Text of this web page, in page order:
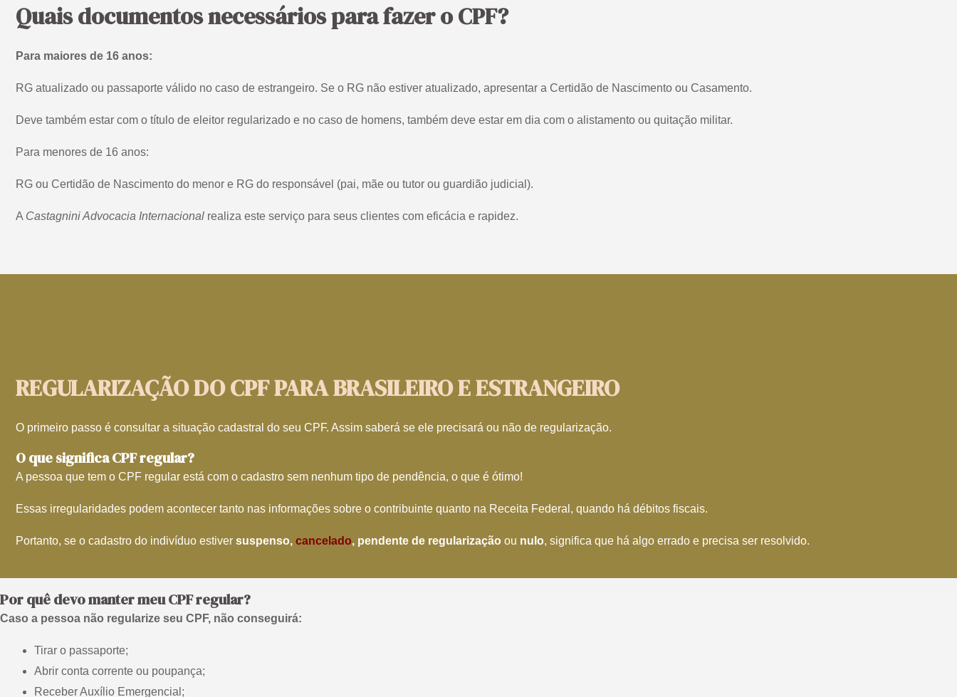
Quais documentos necessários para fazer o CPF?
Para maiores de 16 anos:
RG atualizado ou passaporte válido no caso de estrangeiro. Se o RG não estiver atualizado, apresentar a Certidão de Nascimento ou Casamento.
Deve também estar com o título de eleitor regularizado e no caso de homens, também deve estar em dia com o alistamento ou quitação militar.
Para menores de 16 anos:
RG ou Certidão de Nascimento do menor e RG do responsável (pai, mãe ou tutor ou guardião judicial).
A Castagnini Advocacia Internacional realiza este serviço para seus clientes com eficácia e rapidez.
REGULARIZAÇÃO DO CPF PARA BRASILEIRO E ESTRANGEIRO
O primeiro passo é consultar a situação cadastral do seu CPF. Assim saberá se ele precisará ou não de regularização.
O que significa CPF regular?
A pessoa que tem o CPF regular está com o cadastro sem nenhum tipo de pendência, o que é ótimo!
Essas irregularidades podem acontecer tanto nas informações sobre o contribuinte quanto na Receita Federal, quando há débitos fiscais.
Portanto, se o cadastro do indivíduo estiver suspenso, cancelado, pendente de regularização ou nulo, significa que há algo errado e precisa ser resolvido.
Por quê devo manter meu CPF regular?
Caso a pessoa não regularize seu CPF, não conseguirá:
Tirar o passaporte;
Abrir conta corrente ou poupança;
Receber Auxílio Emergencial;